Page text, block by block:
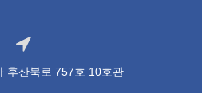
후산북로 757호 10호관